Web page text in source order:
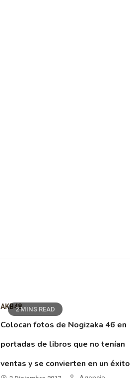
2 MINS READ
AKB48
Colocan fotos de Nogizaka 46 en
portadas de libros que no tenían
ventas y se convierten en un éxito